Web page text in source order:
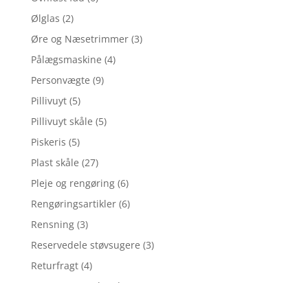
Ølglas (2)
Øre og Næsetrimmer (3)
Pålægsmaskine (4)
Personvægte (9)
Pillivuyt (5)
Pillivuyt skåle (5)
Piskeris (5)
Plast skåle (27)
Pleje og rengøring (6)
Rengøringsartikler (6)
Rensning (3)
Reservedele støvsugere (3)
Returfragt (4)